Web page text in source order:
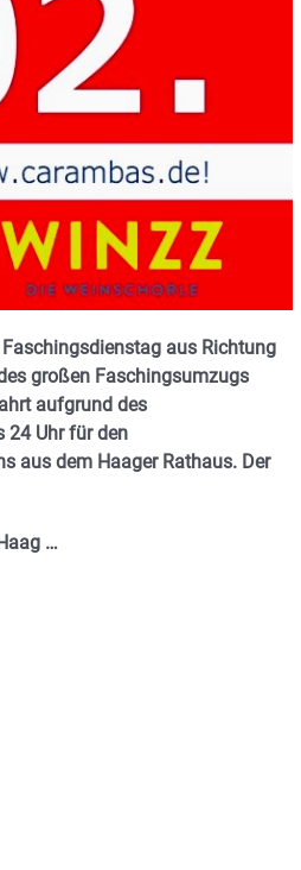
aus Richtung
großen Faschingsumzugs
aufgrund des
24 Uhr für den
aus dem Haager Rathaus. Der
…